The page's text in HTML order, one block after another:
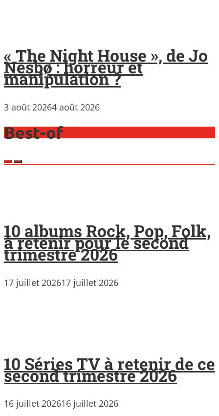
« The Night House », de Jo
Nesbø : horreur et
manipulation ?
3 août 20264 août 2026
Best-of
10 albums Rock, Pop, Folk,
à retenir pour le second
trimestre 2026
17 juillet 202617 juillet 2026
10 Séries TV à retenir de ce
second trimestre 2026
16 juillet 202616 juillet 2026